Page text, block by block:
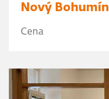
Nový Bohumín
Cena